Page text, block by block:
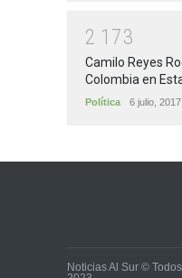
2 1 73
Camilo Reyes
Colombia en
Política 6 julio, 2017
Noticias Al Sur ©